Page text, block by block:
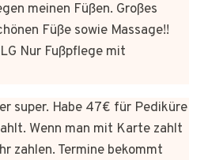
meinen Füßen. Großes
Füße sowie Massage!!
Nur Fußpflege mit
super. Habe 47€ für Pediküre
Wenn man mit Karte zahlt
zahlen. Termine bekommt